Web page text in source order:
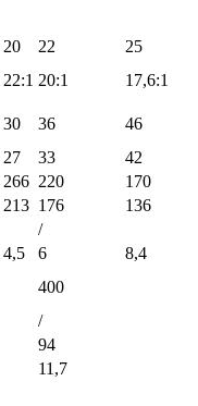
20 22
25
22:1 20:1
17,6:1
30 36
46
27 33
42
266 220
170
213 176
136
/
4,5 6
8,4
400
/
94
11,7